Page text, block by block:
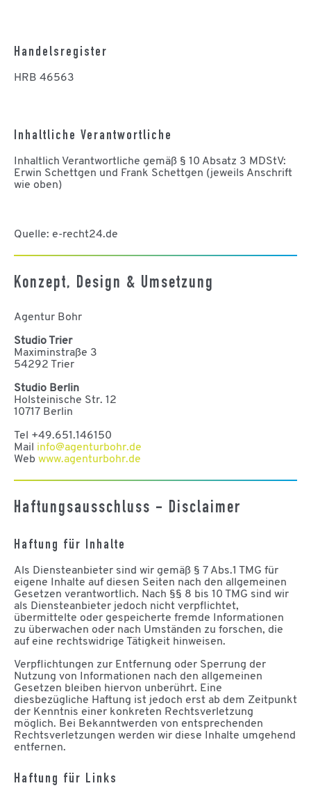
Handelsregister
HRB 46563
Inhaltliche Verantwortliche
Inhaltlich Verantwortliche gemäß § 10 Absatz 3 MDStV:
Erwin Schettgen und Frank Schettgen (jeweils Anschrift
wie oben)
Quelle: e-recht24.de
Konzept, Design & Umsetzung
Agentur Bohr
Studio Trier
Maximinstraße 3
54292 Trier
Studio Berlin
Holsteinische Str. 12
10717 Berlin
Tel +49.651.146150
Mail info@agenturbohr.de
Web www.agenturbohr.de
Haftungsausschluss - Disclaimer
Haftung für Inhalte
Als Diensteanbieter sind wir gemäß § 7 Abs.1 TMG für
eigene Inhalte auf diesen Seiten nach den allgemeinen
Gesetzen verantwortlich. Nach §§ 8 bis 10 TMG sind wir
als Diensteanbieter jedoch nicht verpflichtet,
übermittelte oder gespeicherte fremde Informationen
zu überwachen oder nach Umständen zu forschen, die
auf eine rechtswidrige Tätigkeit hinweisen.
Verpflichtungen zur Entfernung oder Sperrung der
Nutzung von Informationen nach den allgemeinen
Gesetzen bleiben hiervon unberührt. Eine
diesbezügliche Haftung ist jedoch erst ab dem Zeitpunkt
der Kenntnis einer konkreten Rechtsverletzung
möglich. Bei Bekanntwerden von entsprechenden
Rechtsverletzungen werden wir diese Inhalte umgehend
entfernen.
Haftung für Links